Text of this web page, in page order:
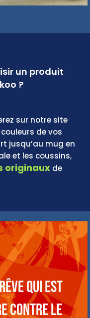
un produit
?
sur notre site
de vos
jusqu’au mug en
et les coussins,
originaux de
qui est
contre le